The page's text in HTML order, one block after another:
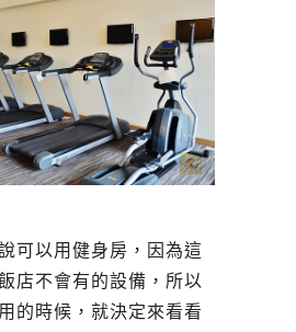
可以用健身房，因為這
店不會有的設備，所以
的時候，就決定來看看